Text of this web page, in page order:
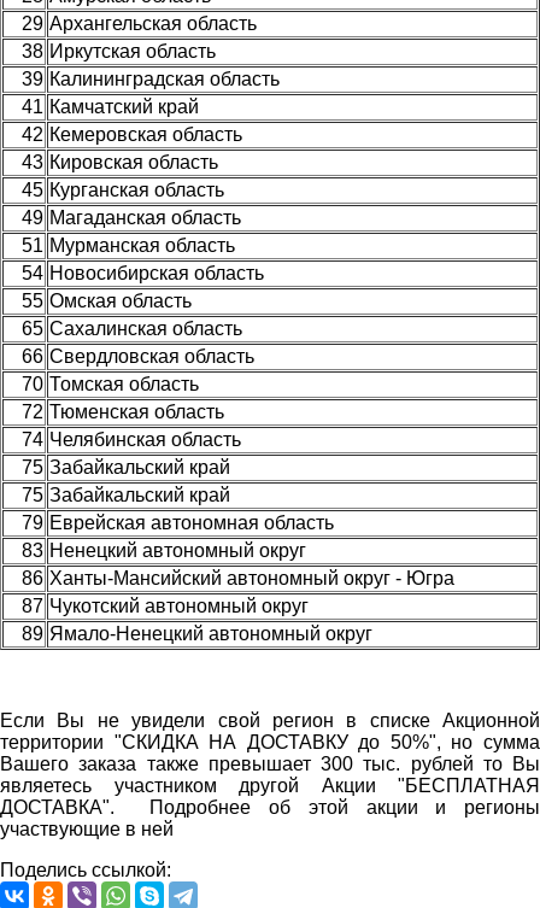
29 Архангельская область
38 Иркутская область
39 Калининградская область
41 Камчатский край
42 Кемеровская область
43 Кировская область
45 Курганская область
49 Магаданская область
51 Мурманская область
54 Новосибирская область
55 Омская область
65 Сахалинская область
66 Свердловская область
70 Томская область
72 Тюменская область
74 Челябинская область
75 Забайкальский край
75 Забайкальский край
79 Еврейская автономная область
83 Ненецкий автономный округ
86 Ханты-Мансийский автономный округ - Югра
87 Чукотский автономный округ
89 Ямало-Ненецкий автономный округ
Если Вы не увидели свой регион в списке Акционной
территории "СКИДКА НА ДОСТАВКУ до 50%", но сумма
Вашего заказа также превышает 300 тыс. рублей то Вы
являетесь участником другой Акции "БЕСПЛАТНАЯ
ДОСТАВКА". Подробнее об этой акции и регионы
участвующие в ней
Поделись ссылкой: